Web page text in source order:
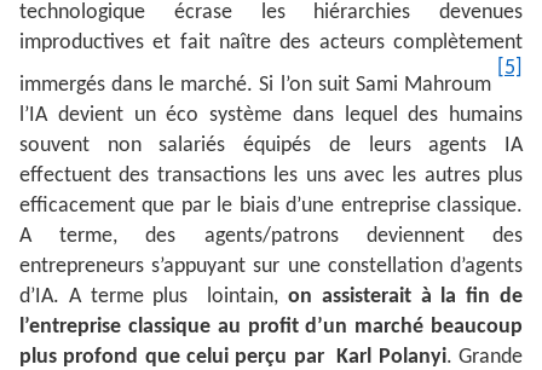
technologique écrase les hiérarchies devenues
improductives et fait naître des acteurs complètement
immergés dans le marché. Si l’on suit Sami Mahroum
[5]
l’IA devient un éco système dans lequel des humains
souvent non salariés équipés de leurs agents IA
effectuent des transactions les uns avec les autres plus
efficacement que par le biais d’une entreprise classique.
A terme, des agents/patrons deviennent des
entrepreneurs s’appuyant sur une constellation d’agents
d’IA. A terme plus lointain, on assisterait à la fin de
l’entreprise classique au profit d’un marché beaucoup
plus profond que celui perçu par Karl Polanyi. Grande